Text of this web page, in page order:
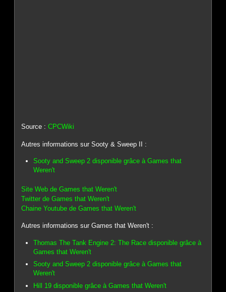
Source :CPCWiki
Autres informations sur Sooty & Sweep II :
Sooty and Sweep 2 disponible grâce à Games that
Weren't
Site Web de Games that Weren't
Twitter de Games that Weren't
Chaine Youtube de Games that Weren't
Autres informations sur Games that Weren't :
Thomas The Tank Engine 2: The Race disponible grâce à
Games that Weren't
Sooty and Sweep 2 disponible grâce à Games that
Weren't
Hill 19 disponible grâce à Games that Weren't